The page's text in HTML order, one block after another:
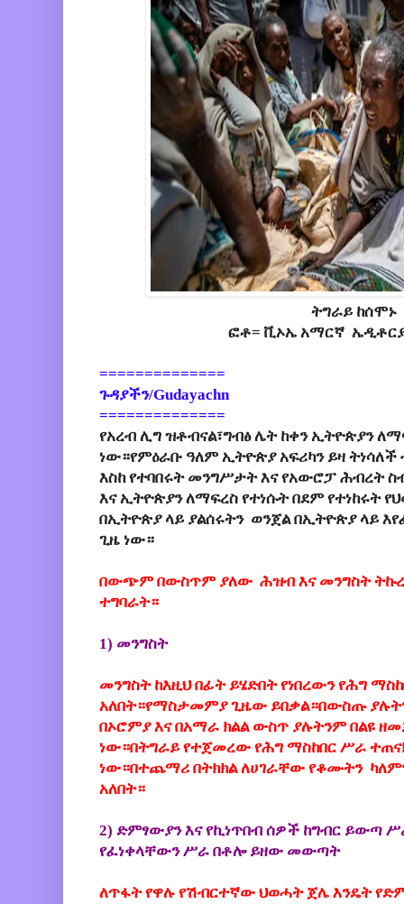
ትግራይ ከሰሞኑ
ፎቶ= ቪኦኤ አማርኛ
==============
ጉዳያችን/Gudayachn
==============
የአረብ ሊግ ዝቶብናል፣ግብፅ ሌት ከቀን ኢትዮጵያን
ነው።የምዕራቡ ዓለም ኢትዮጵያ አፍሪካን ይዛ
እስከ የተባበሩት መንግሥታት እና የአውሮፓ ሕብረት
እና ኢትዮጵያን ለማፍረስ የተነሱት በደም የተነከሩት
በኢትዮጵያ ላይ ያልሰሩትን ወንጀል በኢትዮጵያ ላይ
ጊዜ ነው።
በውጭም በውስጥም ያለው ሕዝብ እና መንግስት
ተግባራት።
1) መንግስት
መንግስት ከእዚህ በፊት ይሄድበት የነበረውን የሕግ
አለበት።የማስታመምያ ጊዜው ይበቃል።በውስጡ
በኦሮምያ እና በአማራ ክልል ውስጥ ያሉትንም በልዩ
ነው።በትግራይ የተጀመረው የሕግ ማስከበር ሥራ
ነው።በተጨማሪ በትክክል ለሀገራቸው የቆሙትን
አለበት።
2) ድምፃውያን እና የኪነጥበብ ሰዎች ከግብር
የፈነቀላቸውን ሥራ በቶሎ ይዘው መውጣት
ለጥፋት የዋሉ የሽብርተኛው ህወሓት ጀሌ እንዴት